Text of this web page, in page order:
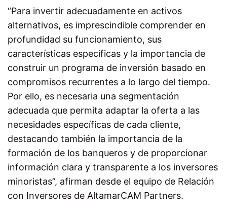
“Para invertir adecuadamente en activos
alternativos, es imprescindible comprender en
profundidad su funcionamiento, sus
características específicas y la importancia de
construir un programa de inversión basado en
compromisos recurrentes a lo largo del tiempo.
Por ello, es necesaria una segmentación
adecuada que permita adaptar la oferta a las
necesidades específicas de cada cliente,
destacando también la importancia de la
formación de los banqueros y de proporcionar
información clara y transparente a los inversores
minoristas”, afirman desde el equipo de Relación
con Inversores de AltamarCAM Partners.